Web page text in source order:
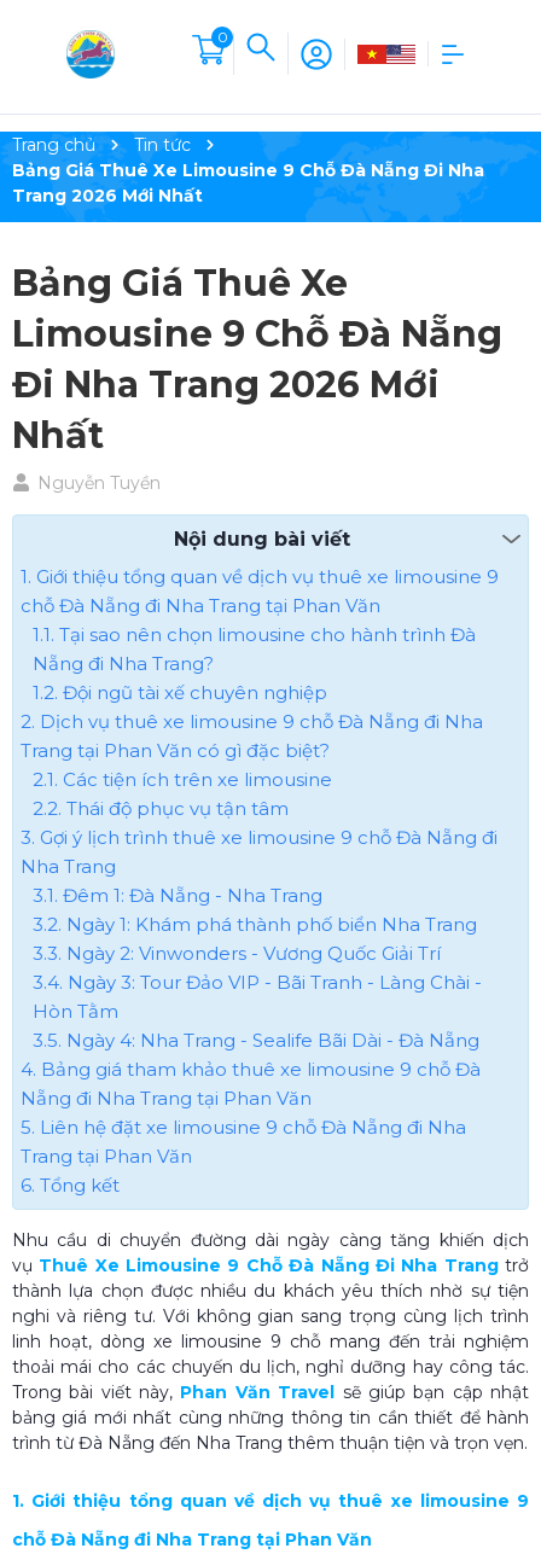
0
Trang chủ
Tin tức
Bảng Giá Thuê Xe Limousine 9 Chỗ Đà Nẵng Đi Nha
Trang 2026 Mới Nhất
Bảng Giá Thuê Xe
Limousine 9 Chỗ Đà Nẵng
Đi Nha Trang 2026 Mới
Nhất
Nguyễn Tuyền
Nội dung bài viết
1. Giới thiệu tổng quan về dịch vụ thuê xe limousine 9
chỗ Đà Nẵng đi Nha Trang tại Phan Văn
1.1. Tại sao nên chọn limousine cho hành trình Đà
Nẵng đi Nha Trang?
1.2. Đội ngũ tài xế chuyên nghiệp
2. Dịch vụ thuê xe limousine 9 chỗ Đà Nẵng đi Nha
Trang tại Phan Văn có gì đặc biệt?
2.1. Các tiện ích trên xe limousine
2.2. Thái độ phục vụ tận tâm
3. Gợi ý lịch trình thuê xe limousine 9 chỗ Đà Nẵng đi
Nha Trang
3.1. Đêm 1: Đà Nẵng - Nha Trang
3.2. Ngày 1: Khám phá thành phố biển Nha Trang
3.3. Ngày 2: Vinwonders - Vương Quốc Giải Trí
3.4. Ngày 3: Tour Đảo VIP - Bãi Tranh - Làng Chài -
Hòn Tằm
3.5. Ngày 4: Nha Trang - Sealife Bãi Dài - Đà Nẵng
4. Bảng giá tham khảo thuê xe limousine 9 chỗ Đà
Nẵng đi Nha Trang tại Phan Văn
5. Liên hệ đặt xe limousine 9 chỗ Đà Nẵng đi Nha
Trang tại Phan Văn
6. Tổng kết
Nhu cầu di chuyển đường dài ngày càng tăng khiến dịch
vụ Thuê Xe Limousine 9 Chỗ Đà Nẵng Đi Nha Trangtrở
thành lựa chọn được nhiều du khách yêu thích nhờ sự tiện
nghi và riêng tư. Với không gian sang trọng cùng lịch trình
linh hoạt, dòng xe limousine 9 chỗ mang đến trải nghiệm
thoải mái cho các chuyến du lịch, nghỉ dưỡng hay công tác.
Trong bài viết này, Phan Văn Travel sẽ giúp bạn cập nhật
bảng giá mới nhất cùng những thông tin cần thiết để hành
trình từ Đà Nẵng đến Nha Trang thêm thuận tiện và trọn vẹn.
1. Giới thiệu tổng quan về dịch vụ thuê xe limousine 9
chỗ Đà Nẵng đi Nha Trang tại Phan Văn